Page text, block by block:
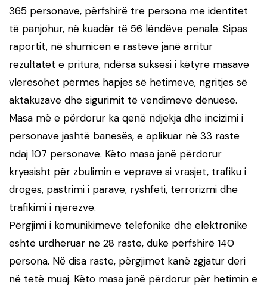
365 personave, përfshirë tre persona me identitet
të panjohur, në kuadër të 56 lëndëve penale. Sipas
raportit, në shumicën e rasteve janë arritur
rezultatet e pritura, ndërsa suksesi i këtyre masave
vlerësohet përmes hapjes së hetimeve, ngritjes së
aktakuzave dhe sigurimit të vendimeve dënuese.
Masa më e përdorur ka qenë ndjekja dhe incizimi i
personave jashtë banesës, e aplikuar në 33 raste
ndaj 107 personave. Këto masa janë përdorur
kryesisht për zbulimin e veprave si vrasjet, trafiku i
drogës, pastrimi i parave, ryshfeti, terrorizmi dhe
trafikimi i njerëzve.
Përgjimi i komunikimeve telefonike dhe elektronike
është urdhëruar në 28 raste, duke përfshirë 140
persona. Në disa raste, përgjimet kanë zgjatur deri
në tetë muaj. Këto masa janë përdorur për hetimin e